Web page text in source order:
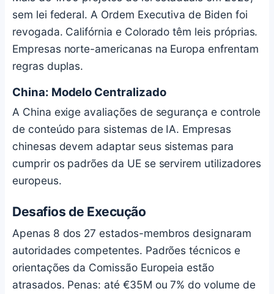
sem lei federal. A Ordem Executiva de Biden foi
revogada. Califórnia e Colorado têm leis próprias.
Empresas norte-americanas na Europa enfrentam
regras duplas.
China: Modelo Centralizado
A China exige avaliações de segurança e controle
de conteúdo para sistemas de IA. Empresas
chinesas devem adaptar seus sistemas para
cumprir os padrões da UE se servirem utilizadores
europeus.
Desafios de Execução
Apenas 8 dos 27 estados-membros designaram
autoridades competentes. Padrões técnicos e
orientações da Comissão Europeia estão
atrasados. Penas: até €35M ou 7% do volume de